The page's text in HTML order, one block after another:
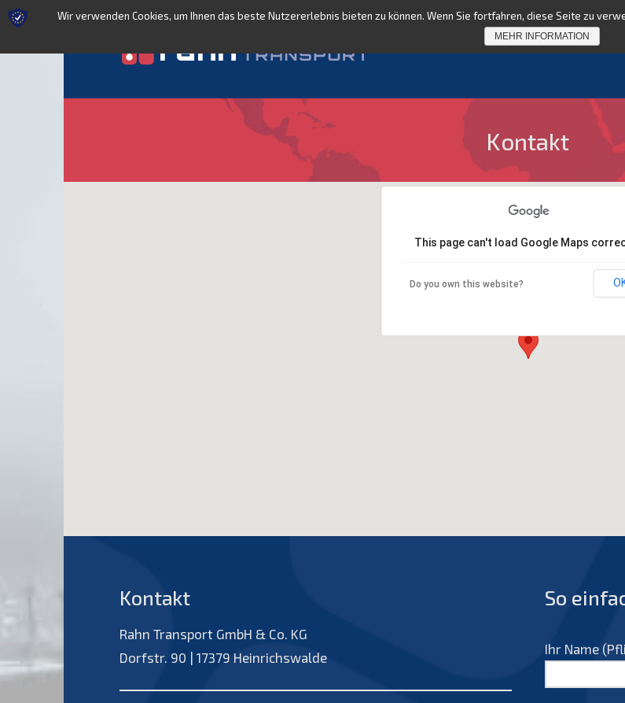
Kontakt
This page can't load Google Maps
Do you own this website?
Kontakt
Rahn Transport GmbH & Co. KG
Dorfstr. 90 | 17379 Heinrichswalde
So
Ihr Name
Wir verwenden Cookies, um Ihnen das beste Nutzererlebnis bieten zu können. Wenn Sie fortfahren, diese Seite zu
MEHR INFORMATION